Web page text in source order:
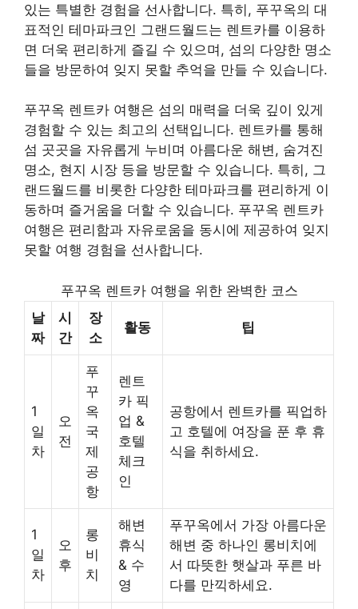
있는 특별한 경험을 선사합니다. 특히, 푸꾸옥의 대
표적인 테마파크인 그랜드월드는 렌트카를 이용하
면 더욱 편리하게 즐길 수 있으며, 섬의 다양한 명소
들을 방문하여 잊지 못할 추억을 만들 수 있습니다.
푸꾸옥 렌트카 여행은 섬의 매력을 더욱 깊이 있게
경험할 수 있는 최고의 선택입니다. 렌트카를 통해
섬 곳곳을 자유롭게 누비며 아름다운 해변, 숨겨진
명소, 현지 시장 등을 방문할 수 있습니다. 특히, 그
랜드월드를 비롯한 다양한 테마파크를 편리하게 이
동하며 즐거움을 더할 수 있습니다. 푸꾸옥 렌트카
여행은 편리함과 자유로움을 동시에 제공하여 잊지
못할 여행 경험을 선사합니다.
푸꾸옥 렌트카 여행을 위한 완벽한 코스
날
짜
시
간
장
소
활동 팁
1
일
차
오
전
푸
꾸
옥
국
제
공
항
렌트
카 픽
업 &
호텔
체크
인
공항에서 렌트카를 픽업하
고 호텔에 여장을 푼 후 휴
식을 취하세요.
1
일
차
오
후
롱
비
치
해변
휴식
& 수
영
푸꾸옥에서 가장 아름다운
해변 중 하나인 롱비치에
서 따뜻한 햇살과 푸른 바
다를 만끽하세요.